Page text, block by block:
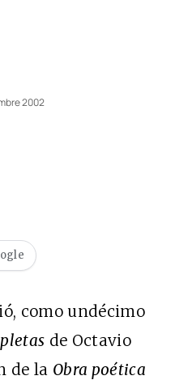
2002
como undécimo
de Octavio
de la Obra poética